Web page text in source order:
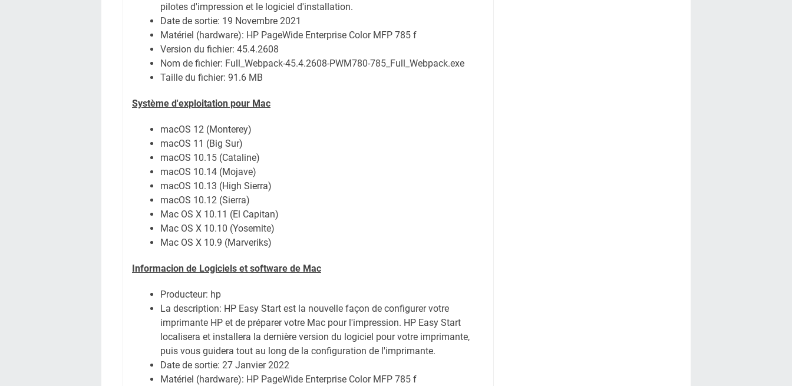
pilotes d'impression et le logiciel d'installation.
Date de sortie: 19 Novembre 2021
Matériel (hardware): HP PageWide Enterprise Color MFP 785 f
Version du fichier: 45.4.2608
Nom de fichier: Full_Webpack-45.4.2608-PWM780-785_Full_Webpack.exe
Taille du fichier: 91.6 MB
Système d'exploitation pour Mac
macOS 12 (Monterey)
macOS 11 (Big Sur)
macOS 10.15 (Cataline)
macOS 10.14 (Mojave)
macOS 10.13 (High Sierra)
macOS 10.12 (Sierra)
Mac OS X 10.11 (El Capitan)
Mac OS X 10.10 (Yosemite)
Mac OS X 10.9 (Marveriks)
Informacion de Logiciels et software de Mac
Producteur: hp
La description: HP Easy Start est la nouvelle façon de configurer votre
imprimante HP et de préparer votre Mac pour l'impression. HP Easy Start
localisera et installera la dernière version du logiciel pour votre imprimante,
puis vous guidera tout au long de la configuration de l'imprimante.
Date de sortie: 27 Janvier 2022
Matériel (hardware): HP PageWide Enterprise Color MFP 785 f